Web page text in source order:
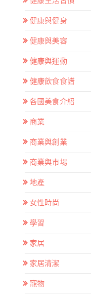
健康與健身
健康與美容
健康與運動
健康飲食食譜
各國美食介紹
商業
商業與創業
商業與市場
地產
女性時尚
學習
家居
家居清潔
寵物